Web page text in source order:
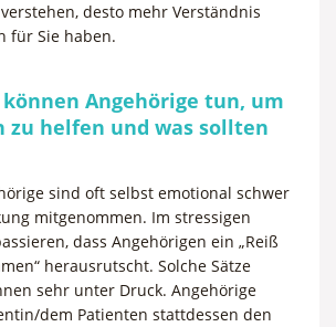
desto mehr Verständnis
für Sie haben.
können Angehörige tun, um
zu helfen und was sollten
sind oft selbst emotional schwer
mitgenommen. Im stressigen
dass Angehörigen ein „Reiß
herausrutscht. Solche Sätze
sehr unter Druck. Angehörige
dem Patienten stattdessen den